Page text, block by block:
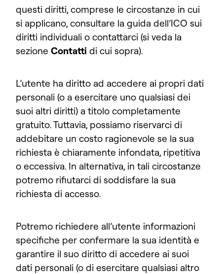
questi diritti, comprese le circostanze in cui
si applicano, consultare la guida dell’ICO sui
diritti individuali o contattarci (si veda la
sezione Contatti di cui sopra).
L’utente ha diritto ad accedere ai propri dati
personali (o a esercitare uno qualsiasi dei
suoi altri diritti) a titolo completamente
gratuito. Tuttavia, possiamo riservarci di
addebitare un costo ragionevole se la sua
richiesta è chiaramente infondata, ripetitiva
o eccessiva. In alternativa, in tali circostanze
potremo rifiutarci di soddisfare la sua
richiesta di accesso.
Potremo richiedere all’utente informazioni
specifiche per confermare la sua identità e
garantire il suo diritto di accedere ai suoi
dati personali (o di esercitare qualsiasi altro